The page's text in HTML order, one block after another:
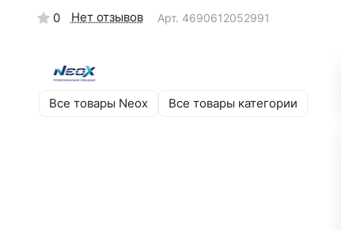
0 Нет отзывов Арт. 4690612052991
Все товары Neox Все товары категории